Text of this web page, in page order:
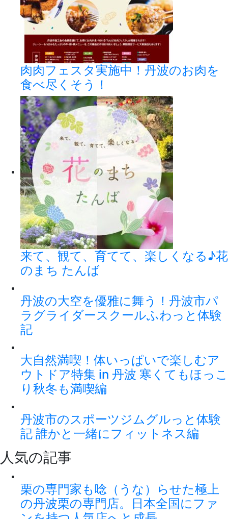
肉肉フェスタ実施中！丹波のお肉を
食べ尽くそう！
来て、観て、育てて、楽しくなる♪花
のまち たんば
丹波の大空を優雅に舞う！丹波市パ
ラグライダースクールふわっと体験
記
大自然満喫！体いっぱいで楽しむア
ウトドア特集 in 丹波 寒くてもほっこ
り秋冬も満喫編
丹波市のスポーツジムグルっと体験
記 誰かと一緒にフィットネス編
人気の記事
栗の専門家も唸（うな）らせた極上
の丹波栗の専門店。日本全国にファ